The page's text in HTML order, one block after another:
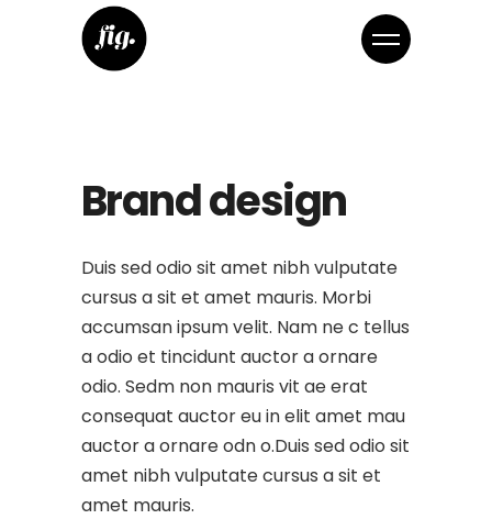
Brand design
Duis sed odio sit amet nibh vulputate
cursus a sit et amet mauris. Morbi
accumsan ipsum velit. Nam ne c tellus
a odio et tincidunt auctor a ornare
odio. Sedm non mauris vit ae erat
consequat auctor eu in elit amet mau
auctor a ornare odn o.Duis sed odio sit
amet nibh vulputate cursus a sit et
amet mauris.